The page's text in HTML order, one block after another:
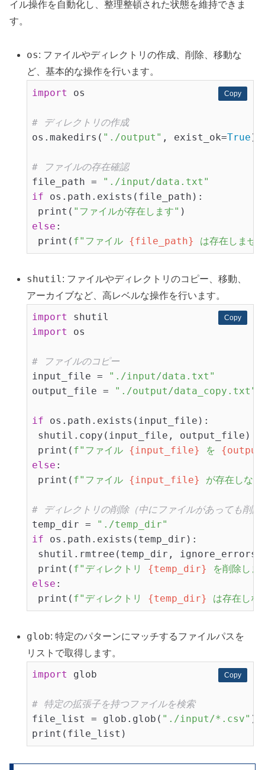
イル操作を自動化し、整理整頓された状態を維持できま
す。
os: ファイルやディレクトリの作成、削除、移動な
ど、基本的な操作を行います。
Copy
Copy
import os
# ディレクトリの作成
os.makedirs( "./output" , exist_ok=True )
# ファイルの存在確認
file_path = "./input/data.txt"
if os.path.exists(file_path):
print( "ファイルが存在します"
else :
print( f"ファイル {file_path} は存在しませ
shutil: ファイルやディレクトリのコピー、移動、
アーカイブなど、高レベルな操作を行います。
Copy
Copy
import
import
os
# ファイルのコピー
input_file = "./input/data.txt"
output_file = "./output/data_copy.txt"
if os.path.exists(input_file):
shutil.copy(input_file, output_file)
print( f"ファイル {input_file} を
else :
print( f"ファイル {input_file} が存在しな
# ディレクトリの削除（中にファイルがあっても削除
temp_dir = "./temp_dir"
if os.path.exists(temp_dir):
shutil.rmtree(temp_dir, ignore_errors=
print( f"ディレクトリ {temp_dir}
を削除しま
else :
print( f"ディレクトリ {temp_dir} は存在しな
glob: 特定のパターンにマッチするファイルパスを
リストで取得します。
Copy
Copy
import glob
# 特定の拡張子を持つファイルを検索
file_list = glob.glob( "./input/*.csv" )